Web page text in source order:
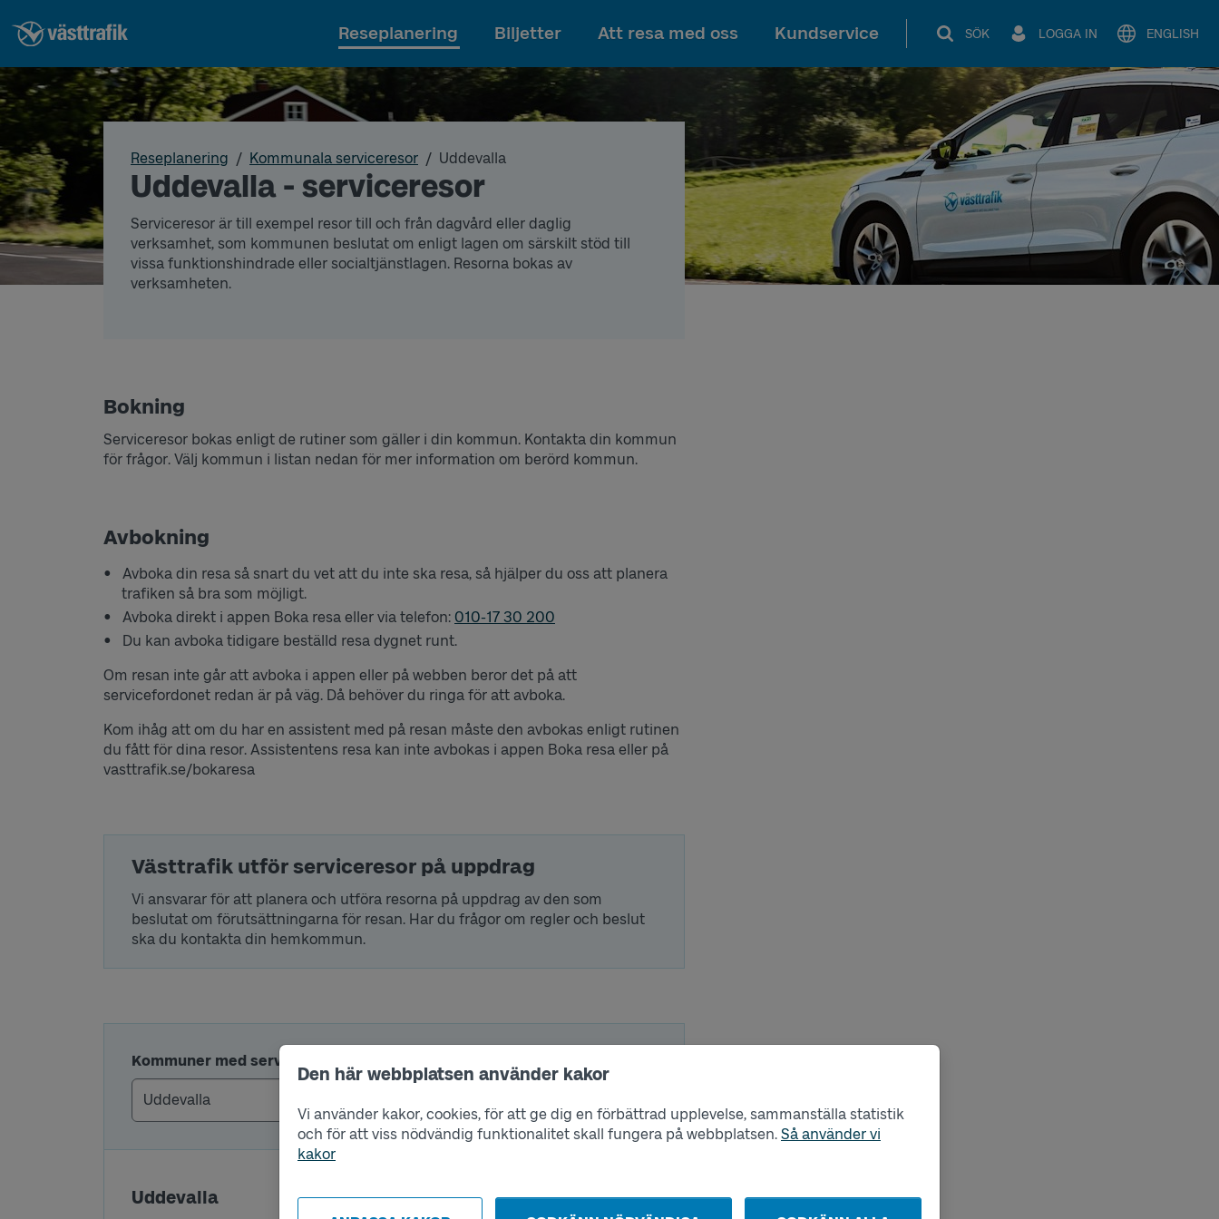
Den här webbplatsen använder kakor
Vi använder kakor, cookies, för att ge dig en förbättrad upplevelse, sammanställa statistik
och för att viss nödvändig funktionalitet skall fungera på webbplatsen. Så använder vi
kakor
Till innehållet
Reseplanering Biljetter Att resa med oss Kundservice SÖK LOGGA IN ENGLISH
Reseplanering Kommunala serviceresor Uddevalla
Uddevalla - serviceresor
Serviceresor är till exempel resor till och från dagvård eller daglig
verksamhet, som kommunen beslutat om enligt lagen om särskilt stöd till
vissa funktionshindrade eller socialtjänstlagen. Resorna bokas av
verksamheten.
Bokning
Serviceresor bokas enligt de rutiner som gäller i din kommun. Kontakta din kommun
för frågor. Välj kommun i listan nedan för mer information om berörd kommun.
Avbokning
Avboka din resa så snart du vet att du inte ska resa, så hjälper du oss att planera
trafiken så bra som möjligt.
Avboka direkt i appen Boka resa eller via telefon: 010-17 30 200
Du kan avboka tidigare beställd resa dygnet runt.
Om resan inte går att avboka i appen eller på webben beror det på att
servicefordonet redan är på väg. Då behöver du ringa för att avboka.
Kom ihåg att om du har en assistent med på resan måste den avbokas enligt rutinen
du fått för dina resor. Assistentens resa kan inte avbokas i appen Boka resa eller på
vasttrafik.se/bokaresa
Västtrafik utför serviceresor på uppdrag
Vi ansvarar för att planera och utföra resorna på uppdrag av den som
beslutat om förutsättningarna för resan. Har du frågor om regler och beslut
ska du kontakta din hemkommun.
Kommuner med serviceresor
Uddevalla